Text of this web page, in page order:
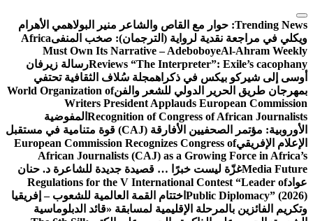
التجاوز
إلى
المحتوى
Trending News: حوار مع القاص والشاعر منير البولاهمي الأهرام
ويكلي في مراجعة نقدية لرواية (الترجمان): صخب المنفىAfrica
Must Own Its Narrative – AdeboboyeAl-Ahram Weekly
Reviews “The Interpreter”: Exile’s cacophanyرسالة زيرفان
أوسى إلى شيركو بيكس في ذكراهمجلة سُلاف الثقافية تحتفي
بمهرجان طريق الحرير الدولي للشعر والفنWorld Organization of
Writers President Applauds European Commission
Recognition of Congress of African Journalists المفوضية
الأوروبية: مؤتمر الصحفيين الأفارقة (CAJ) قوة متنامية في مستقبل
الإعلام الإفريقيEuropean Commission Recognizes Congress of
African Journalists (CAJ) as a Growing Force in Africa’s
Media Futureغزّة ليست خبرًا … قصيدة جديدة للشاعرة د. حنان
عوادRegulations for the V International Contest “Leader of
Public Diplomacy” (2026) اختتام القمة العالمية للشعوب – إفريقيا
وتكريم الفائزين بالمرحلة الإقليمية لمسابقة «قائد الدبلوماسية